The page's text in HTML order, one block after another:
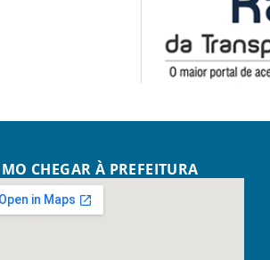
CHEGAR À PREFEITURA